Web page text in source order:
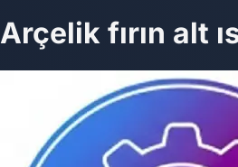
Arçelik fırın alt